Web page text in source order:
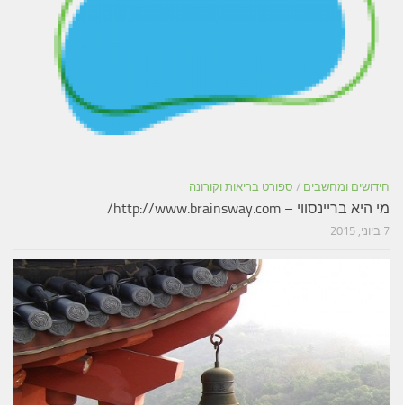
חידושים ומחשבים / ספורט בריאות וקורונה
מי היא בריינסווי – http://www.brainsway.com/
7 ביוני, 2015